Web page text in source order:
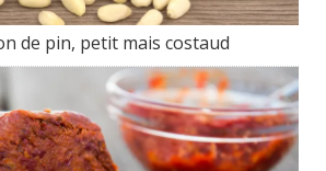
de pin, petit mais costaud